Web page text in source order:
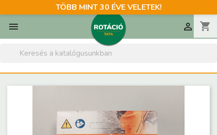
TÖBB MINT 30 ÉVE VELETEK!
 shopping_cart
